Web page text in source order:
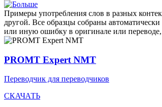
Примеры употребления слов в разных
другой. Все образцы собраны
или иную ошибку в оригинале или
PROMT Expert NMT
Переводчик для переводчиков
СКАЧАТЬ